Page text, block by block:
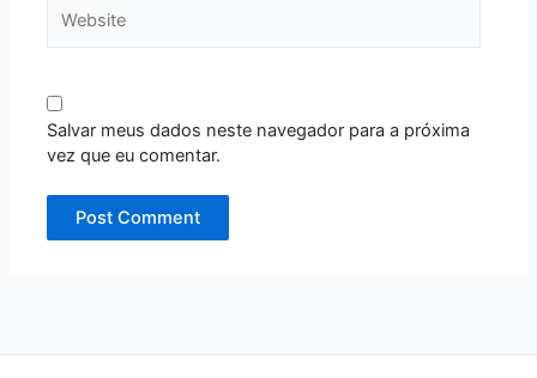
Salvar meus dados neste navegador para a próxima
vez que eu comentar.